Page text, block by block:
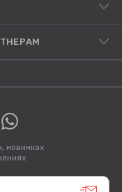
новинках